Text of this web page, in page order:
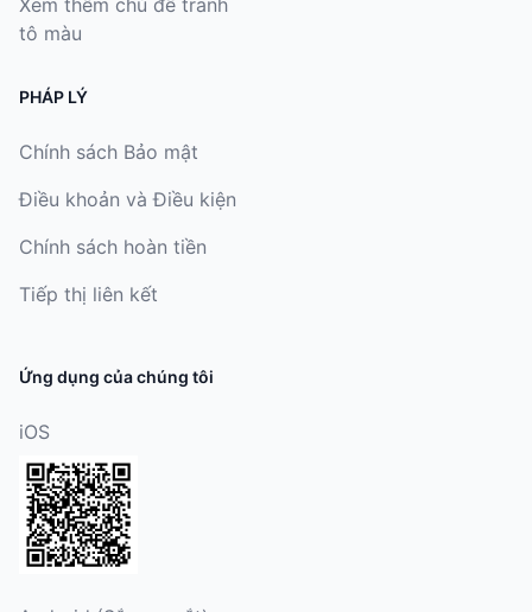
Xem thêm chủ đề tranh
tô màu
PHÁP LÝ
Chính sách Bảo mật
Điều khoản và Điều kiện
Chính sách hoàn tiền
Tiếp thị liên kết
Ứng dụng của chúng tôi
iOS